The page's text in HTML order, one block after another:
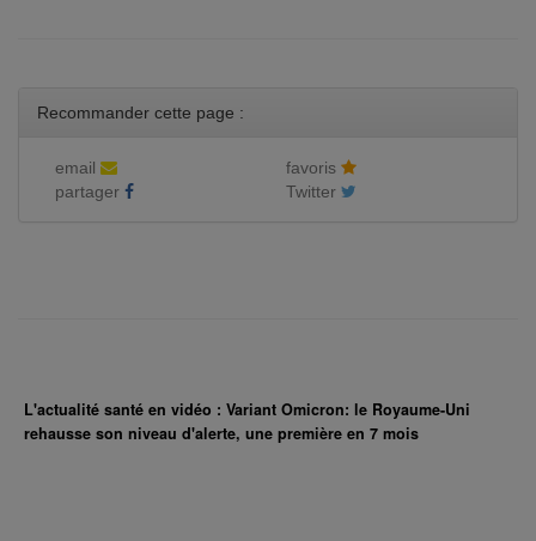
Recommander cette page :
email
favoris
partager
Twitter
L'actualité santé en vidéo : Variant Omicron: le Royaume-Uni
rehausse son niveau d'alerte, une première en 7 mois